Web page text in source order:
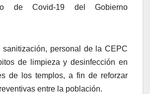
de Covid-19 del Gobierno
sanitización, personal de la CEPC
de limpieza y desinfección en
de los templos, a fin de reforzar
entre la población.